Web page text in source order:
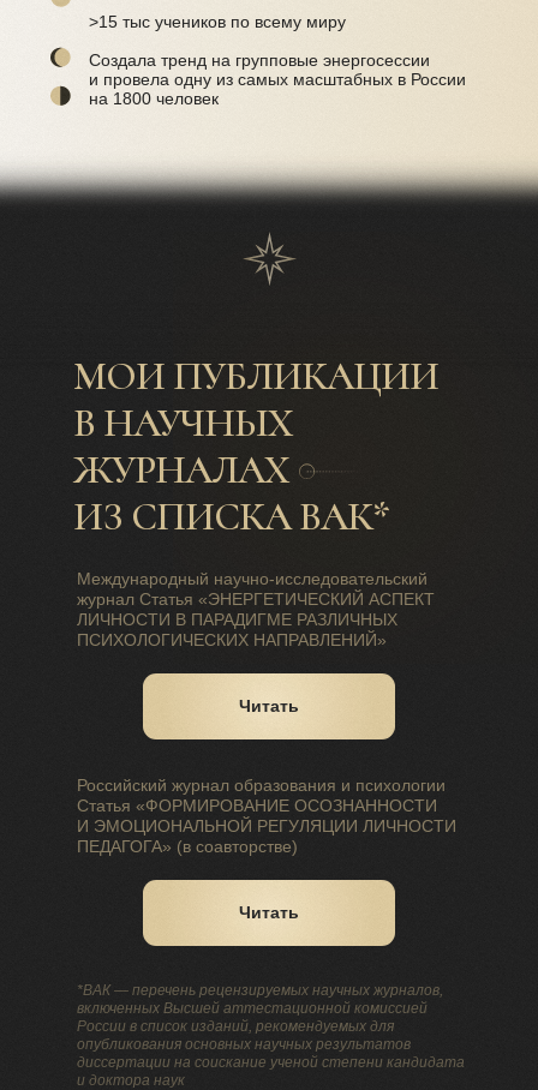
>15 тыс учеников по всему миру
Создала тренд на групповые энергосессии
и провела одну из самых масштабных в России
на 1800 человек
МОИ ПУБЛИКАЦИИ
В НАУЧНЫХ
ЖУРНАЛАХ
ИЗ СПИСКА ВАК*
*ВАК — перечень рецензируемых научных журналов,
включенных Высшей аттестационной комиссией
России в список изданий, рекомендуемых для
опубликования основных научных результатов
диссертации на соискание ученой степени кандидата
и доктора наук
Российский журнал образования и психологии
Статья «ФОРМИРОВАНИЕ ОСОЗНАННОСТИ
И ЭМОЦИОНАЛЬНОЙ РЕГУЛЯЦИИ ЛИЧНОСТИ
ПЕДАГОГА» (в соавторстве)
Читать
Международный научно-исследовательский
журнал Статья «ЭНЕРГЕТИЧЕСКИЙ АСПЕКТ
ЛИЧНОСТИ В ПАРАДИГМЕ РАЗЛИЧНЫХ
ПСИХОЛОГИЧЕСКИХ НАПРАВЛЕНИЙ»
Читать